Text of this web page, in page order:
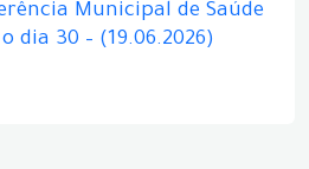
Municipal de Saúde
dia 30 – (19.06.2026)